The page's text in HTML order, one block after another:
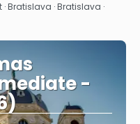
Bratislava · Bratislava ·
-